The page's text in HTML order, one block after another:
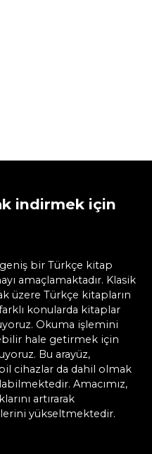
indirmek için
bir Türkçe kitap
amaçlamaktadır. Klasik
üzere Türkçe kitapların
konularda kitaplar
Okuma işlemini
hale getirmek için
Bu arayüz,
cihazlar da dahil olmak
Amacımız,
artırarak
yükseltmektedir.